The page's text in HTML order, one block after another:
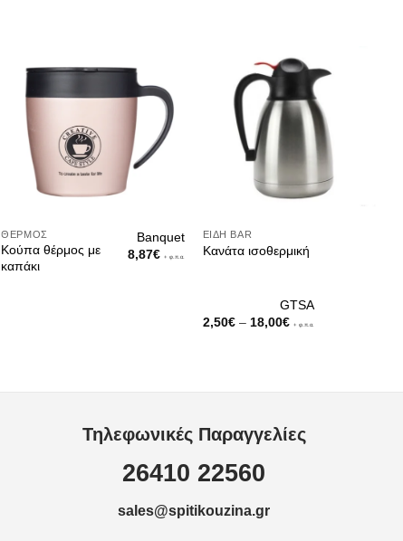
ΘΈΡΜΟΣ
Κούπα θέρμος με
καπάκι
Banquet
8,87€ + φ.π.α.
ΕΊΔΗ ΒAR
Κανάτα ισοθερμική
GTSA
2,50€ – 18,00€Price
+ φ.π.α.
Τηλεφωνικές Παραγγελίες
26410 22560
sales@spitikouzina.gr